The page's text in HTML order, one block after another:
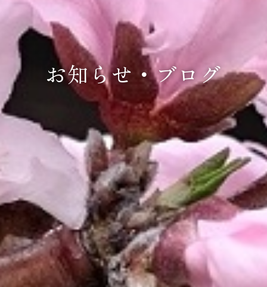
お知らせ・ブログ